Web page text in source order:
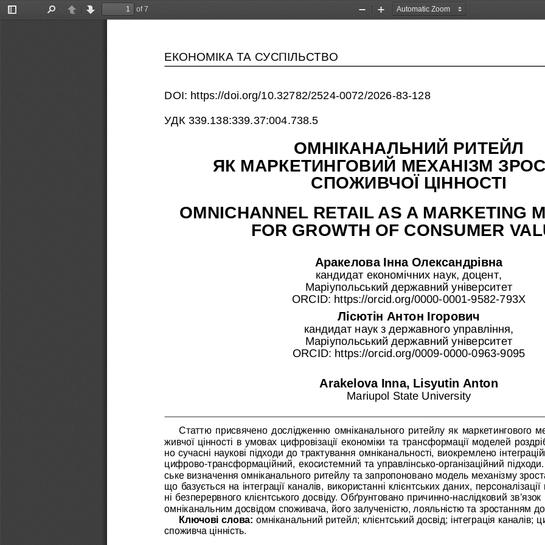
Toggle
PreviousNext
of 7
Zoom
Zoom
ЕКОНОМІКА ТА СУСПІЛЬСТВО
DOI: https://doi.org/10.32782/2524-0072/2026-83-128
УДК 339.138:339.37:004.738.5
ОМНІКАНАЛЬНИЙ РИТЕЙЛ
ЯК МАРКЕТИНГОВИЙ МЕХАНІЗМ
СПОЖИВЧОЇ ЦІННОСТІ
OMNICHANNEL RETAIL AS A MARKETING
FOR GROWTH OF CONSUMER
Аракелова Інна Олександрівна
кандидат економічних наук, доцент,
Маріупольський державний університет
ORCID: https://orcid.org/0000-0001-9582-793Х
Лісютін Антон Ігорович
кандидат наук з державного управління,
Маріупольський державний університет
ORCID: https://orcid.org/0009-0000-0963-9095
Arakelova Inna, Lisyutin Anton
Mariupol State University
Статтю присвячено дослідженню омніканального ритейлу як маркетингового
живчої цінності в умовах цифровізації економіки та трансформації моделей
но сучасні наукові підходи до трактування омніканальності, виокремлено
цифрово-трансформаційний, екосистемний та управлінсько-організаційний
ське визначення омніканального ритейлу та запропоновано модель механізму
що базується на інтеграції каналів, використанні клієнтських даних,
ні безперервного клієнтського досвіду. Обґрунтовано причинно-наслідковий зв’язок
омніканальним досвідом споживача, його залученістю, лояльністю та зростанням
Ключові слова: омніканальний ритейл; клієнтський досвід; інтеграція каналів;
споживча цінність.